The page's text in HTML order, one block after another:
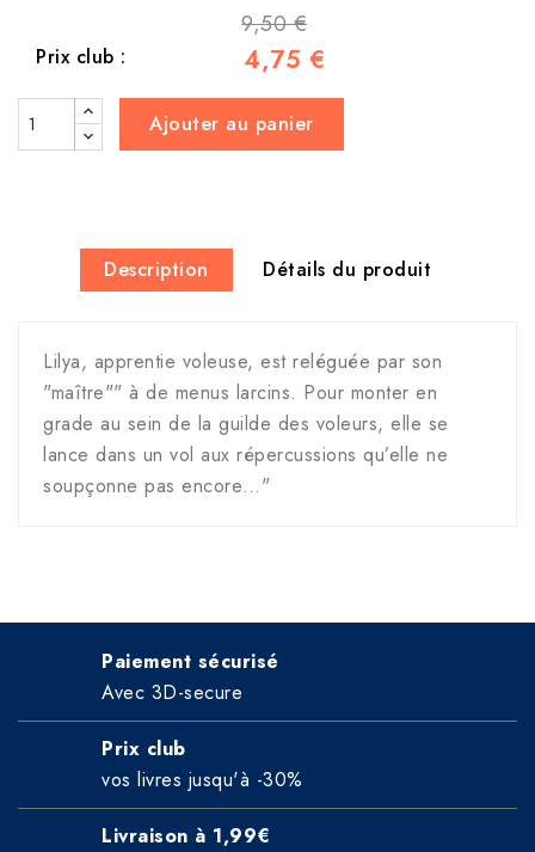
9,50 €
Prix club : 4,75 €
Ajouter au panier
Description Détails du produit
Lilya, apprentie voleuse, est reléguée par son
"maître"" à de menus larcins. Pour monter en
grade au sein de la guilde des voleurs, elle se
lance dans un vol aux répercussions qu’elle ne
soupçonne pas encore…"
Paiement sécurisé
Avec 3D-secure
Prix club
vos livres jusqu'à -30%
Livraison à 1,99€